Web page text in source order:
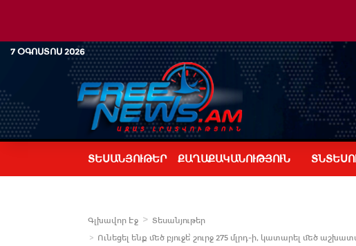
7 ՕԳՈՍՏՈՍ 2026
ՏԵՍԱՆՅՈՒԹԵՐ ՔԱՂԱՔԱԿԱՆՈՒԹՅՈՒՆ
Գլխավոր Էջ
Տեսանյութեր
Ունեցել ենք մեծ բյուջե՝ շուրջ 275 մլրդ-ի, կատարել մեծ